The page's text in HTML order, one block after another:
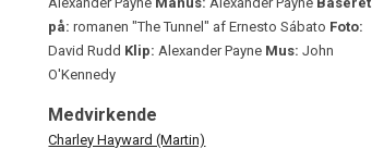
på: romanen "The Tunnel" af Ernesto Sábato Foto:
David Rudd Klip: Alexander Payne Mus: John
O'Kennedy
Medvirkende
Charley Hayward (Martin)